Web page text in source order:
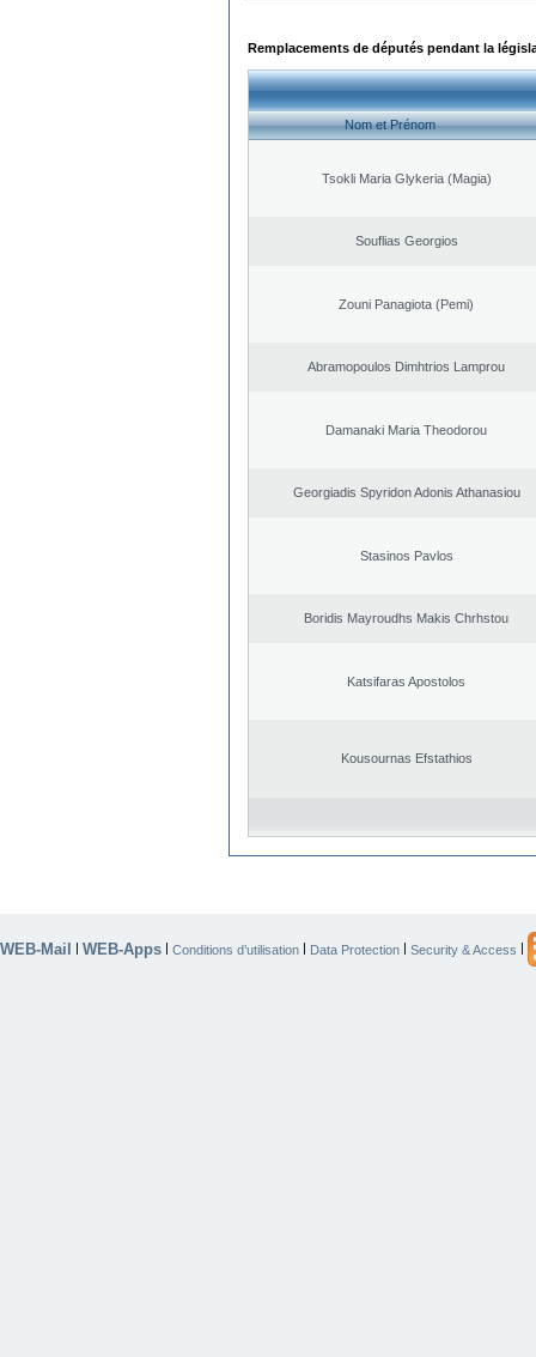
Remplacements de députés pendant la
Nom et Prénom
Tsokli Maria Glykeria (Magia)
Souflias Georgios
Zouni Panagiota (Pemi)
Abramopoulos Dimhtrios Lamprou
Damanaki Maria Theodorou
Georgiadis Spyridon Adonis Athanasiou
Stasinos Pavlos
Boridis Mayroudhs Makis Chrhstou
Katsifaras Apostolos
Kousournas Efstathios
WEB-Mail WEB-Apps Conditions d’utilisation Data Protection Security & Access